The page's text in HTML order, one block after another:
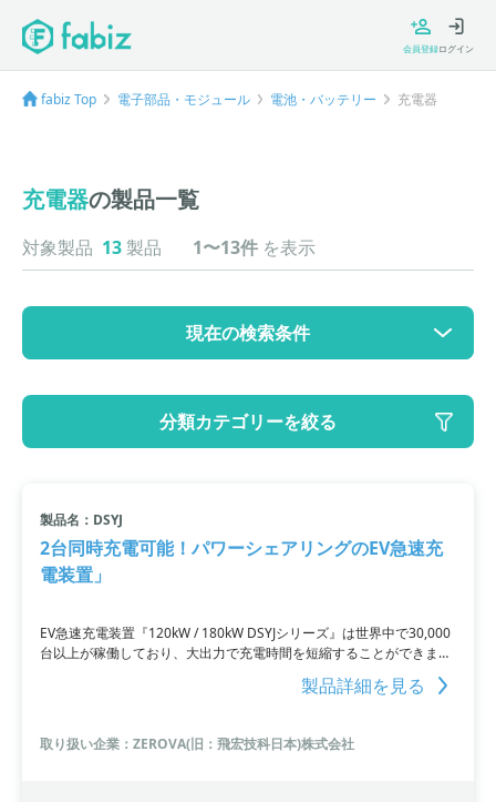
会員登録ログイン
fabiz Top 電子部品・モジュール 電池・バッテリー 充電器
充電器の製品一覧
対象製品 13 製品 1〜13件 を表示
現在の検索条件
大カテゴリ: 電子部品・モジュール
小カテゴリ: 充電器
分類カテゴリーを絞る
製品名：DSYJ
2台同時充電可能！パワーシェアリングのEV急速充
電装置」
EV急速充電装置『120kW / 180kW DSYJシリーズ』は世界中で30,000
台以上が稼働しており、大出力で充電時間を短縮することができま
す。充電規格のCHAdeMO protocol 2.0.1を認証し、高効率な94%の
変換効率を実現しています。また、OCPP対応により遠隔で効率的な
製品詳細を見る
取り扱い企業：ZEROVA(旧：飛宏技科日本)株式会社